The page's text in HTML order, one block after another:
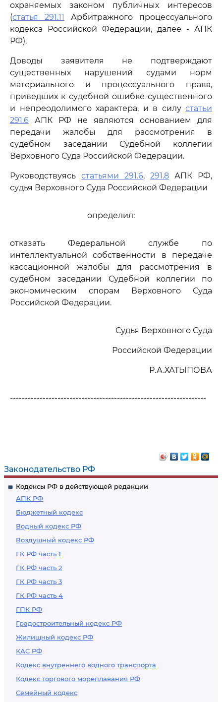
Законодательство РФ
Кодексы РФ в действующей редакции
АПК РФ
Бюджетный кодекс
Водный кодекс РФ
Воздушный кодекс РФ
ГК РФ часть 1
ГК РФ часть 2
ГК РФ часть 3
ГК РФ часть 4
ГПК РФ
Градостроительный кодекс РФ
Жилищный кодекс РФ
КАС РФ
Кодекс внутреннего водного транспорта
Кодекс торгового мореплавания РФ
Семейный кодекс
охраняемых законом публичных интересов
(статья 291.11
Арбитражного процессуального
кодекса Российской Федерации, далее - АПК
РФ).
Доводы заявителя не подтверждают
существенных нарушений судами норм
материального и процессуального права,
приведших к судебной ошибке существенного
и непреодолимого характера, и в силу статьи
291.6 АПК РФ не являются основанием для
передачи жалобы для рассмотрения в
судебном заседании Судебной коллегии
Верховного Суда Российской Федерации.
Руководствуясь статьями 291.6, 291.8 АПК РФ,
судья Верховного Суда Российской Федерации
определил:
отказать Федеральной службе по
интеллектуальной собственности в передаче
кассационной жалобы для рассмотрения в
судебном заседании Судебной коллегии по
экономическим спорам Верховного Суда
Российской Федерации.
Судья Верховного Суда
Российской Федерации
Р.А.ХАТЫПОВА
------------------------------------------------------------------